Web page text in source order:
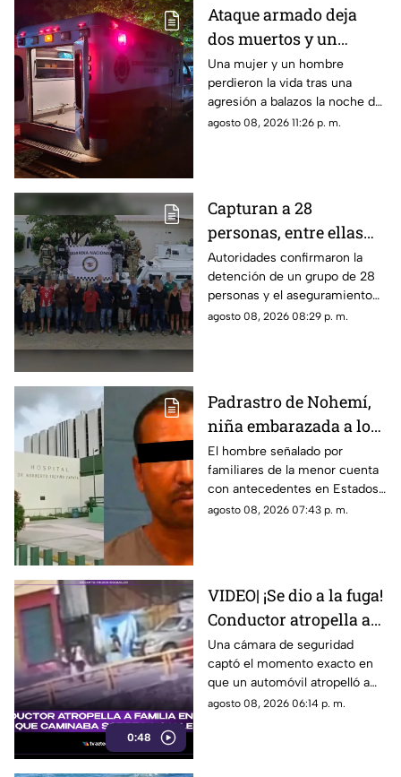
Ataque armado deja
dos muertos y un
herido en la
sindicatura de Villa
Unión, Mazatlán
Una mujer y un hombre
perdieron la vida tras una
agresión a balazos la noche de
este sábado; un joven de 26
agosto 08, 2026 11:26 p. m.
Capturan a 28
personas, entre ellas
mujeres, con un
arsenal en El Roble,
Mazatlán
Autoridades confirmaron la
detención de un grupo de 28
personas y el aseguramiento
de armas de fuego largas, en la
agosto 08, 2026 08:29 p. m.
Padrastro de Nohemí,
niña embarazada a los
11 años, cuenta con
historial de abus0;
familiares lo acusan
El hombre señalado por
familiares de la menor cuenta
con antecedentes en Estados
Unidos por abuso a una menor;
agosto 08, 2026 07:43 p. m.
0:48
VIDEO| ¡Se dio a la fuga!
Conductor atropella a
familia entera que
caminaba sobre la calle
Una cámara de seguridad
captó el momento exacto en
que un automóvil atropelló a
una familia entera.
agosto 08, 2026 06:14 p. m.